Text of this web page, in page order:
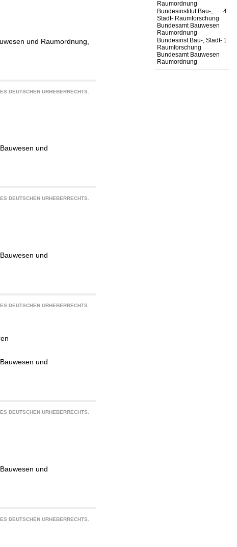
Raumordnung
4
Bundesinstitut Bau-,
Stadt- Raumforschung
Bundesamt Bauwesen
Raumordnung
1
Bundesinst Bau-, Stadt-
Raumforschung
Bundesamt Bauwesen
Raumordnung
und Raumordnung,
DEUTSCHEN URHEBERRECHTS.
und
DEUTSCHEN URHEBERRECHTS.
und
DEUTSCHEN URHEBERRECHTS.
und
DEUTSCHEN URHEBERRECHTS.
und
DEUTSCHEN URHEBERRECHTS.